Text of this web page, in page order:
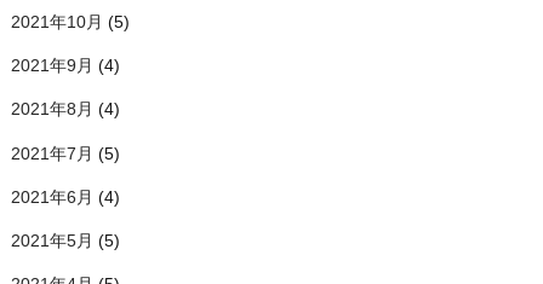
2021年10月 (5)
2021年9月 (4)
2021年8月 (4)
2021年7月 (5)
2021年6月 (4)
2021年5月 (5)